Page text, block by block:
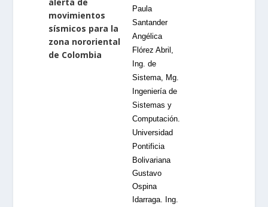
movimientos
sísmicos para la
zona nororiental
de Colombia
Paula
Santander
Angélica
Flórez Abril,
Ing. de
Sistema, Mg.
Ingeniería de
Sistemas y
Computación.
Universidad
Pontificia
Bolivariana
Gustavo
Ospina
Idarraga. Ing.